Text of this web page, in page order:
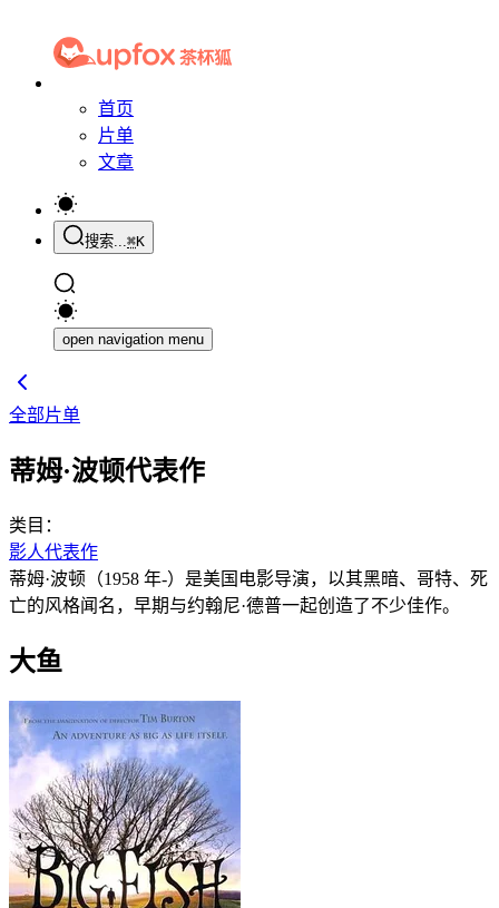
首页
片单
文章
搜索...⌘K
open navigation menu
全部片单
蒂姆·波顿代表作
类目：
影人代表作
蒂姆·波顿（1958 年-）是美国电影导演，以其黑暗、哥特、死
亡的风格闻名，早期与约翰尼·德普一起创造了不少佳作。
大鱼